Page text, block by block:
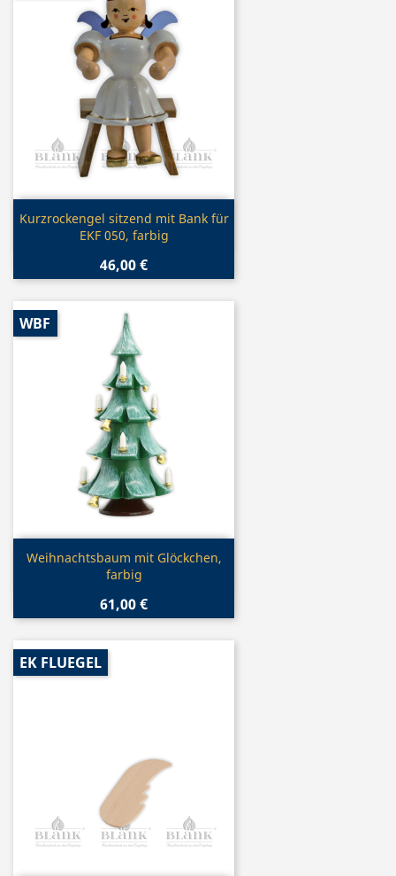
Vorschau
Kurzrockengel sitzend mit Bank für
EKF 050, farbig
46,00 €
Vorschau
Weihnachtsbaum mit Glöckchen,
farbig
61,00 €
WBF
EK FLUEGEL